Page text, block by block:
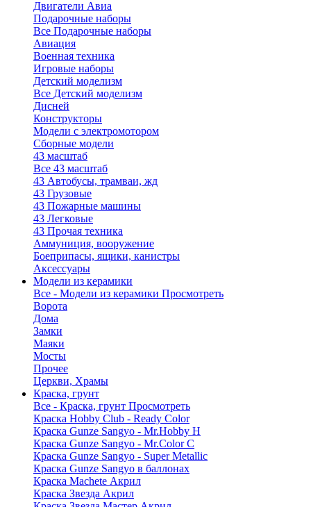
Двигатели Авиа
Подарочные наборы
Все Подарочные наборы
Авиация
Военная техника
Игровые наборы
Детский моделизм
Все Детский моделизм
Дисней
Конструкторы
Модели с электромотором
Сборные модели
43 масштаб
Все 43 масштаб
43 Автобусы, трамваи, жд
43 Грузовые
43 Пожарные машины
43 Легковые
43 Прочая техника
Аммуниция, вооружение
Боеприпасы, ящики, канистры
Аксессуары
Модели из керамики
Все - Модели из керамики Просмотреть
Ворота
Дома
Замки
Маяки
Мосты
Прочее
Церкви, Храмы
Краска, грунт
Все - Краска, грунт Просмотреть
Краска Hobby Club - Ready Color
Краска Gunze Sangyo - Mr.Hobby H
Краска Gunze Sangyo - Mr.Color C
Краска Gunze Sangyo - Super Metallic
Краска Gunze Sangyo в баллонах
Краска Machete Акрил
Краска Звезда Акрил